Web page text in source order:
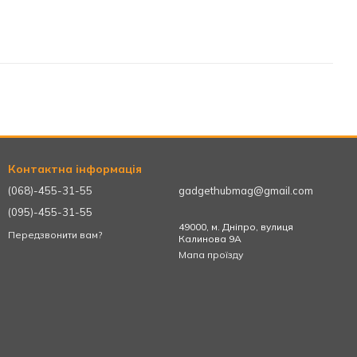
Контактна інформація
(068)-455-31-55
(095)-455-31-55
Передзвонити вам?
gadgethubmag@gmail.com
49000, м. Дніпро, вулиця
Калинова 9А
Мапа проїзду